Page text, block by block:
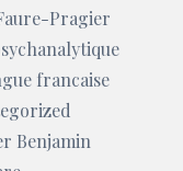
Pragier
francaise
Benjamin